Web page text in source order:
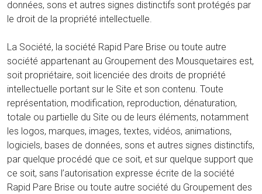
données, sons et autres signes distinctifs sont protégés par
le droit de la propriété intellectuelle.
La Société, la société Rapid Pare Brise ou toute autre
société appartenant au Groupement des Mousquetaires est,
soit propriétaire, soit licenciée des droits de propriété
intellectuelle portant sur le Site et son contenu. Toute
représentation, modification, reproduction, dénaturation,
totale ou partielle du Site ou de leurs éléments, notamment
les logos, marques, images, textes, vidéos, animations,
logiciels, bases de données, sons et autres signes distinctifs,
par quelque procédé que ce soit, et sur quelque support que
ce soit, sans l’autorisation expresse écrite de la société
Rapid Pare Brise ou toute autre société du Groupement des